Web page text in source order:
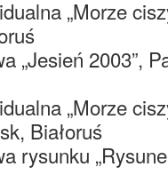
„Morze
„Jesień 2003”,
„Morze
Białoruś
rysunku